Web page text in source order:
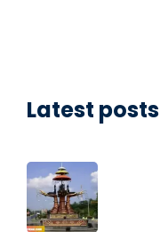
Latest posts